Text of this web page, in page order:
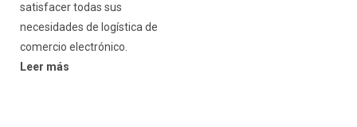
satisfacer todas sus
necesidades de logística de
comercio electrónico.
Leer más